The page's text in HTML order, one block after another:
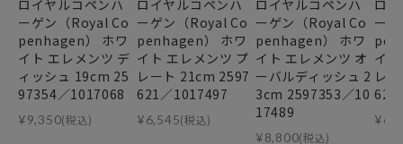
ロイヤルコペンハ
ーゲン（Royal Co
penhagen） ホワ
イト エレメンツ デ
ィッシュ 19cm 25
97354／1017068
¥9,350(税込)
ロイヤルコペンハ
ーゲン（Royal Co
penhagen） ホワ
イト エレメンツ プ
レート 21cm 2597
621／1017497
¥6,545(税込)
ロイヤルコペンハ
ーゲン（Royal Co
penhagen） ホワ
イト エレメンツ オ
ーバルディッシュ 2
3cm 2597353／10
17489
¥8,800(税込)
ロ
ー
イ
レ
625
¥